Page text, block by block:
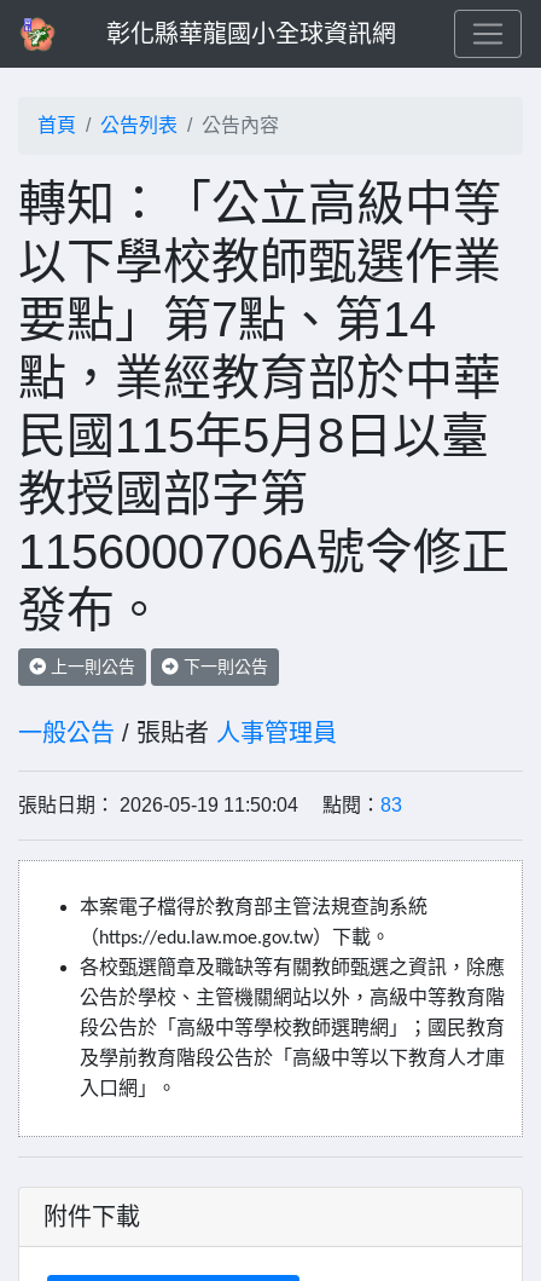
彰化縣華龍國小全球資訊網
首頁 公告列表 公告內容
轉知：「公立高級中等
以下學校教師甄選作業
要點」第7點、第14
點，業經教育部於中華
民國115年5月8日以臺
教授國部字第
1156000706A號令修正
發布。
上一則公告 下一則公告
一般公告 / 張貼者 人事管理員
張貼日期： 2026-05-19 11:50:04 點閱： 83
本案電子檔得於教育部主管法規查詢系統
（https://edu.law.moe.gov.tw）下載。
各校甄選簡章及職缺等有關教師甄選之資訊，除應
公告於學校、主管機關網站以外，高級中等教育階
段公告於「高級中等學校教師選聘網」；國民教育
及學前教育階段公告於「高級中等以下教育人才庫
入口網」。
附件下載